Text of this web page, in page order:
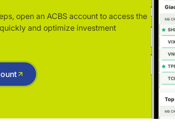
open an ACBS account to access the
and optimize investment